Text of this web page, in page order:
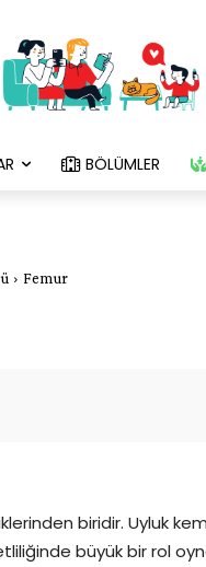
BÖLÜMLER
Femur
biridir. Uyluk
büyük bir rol